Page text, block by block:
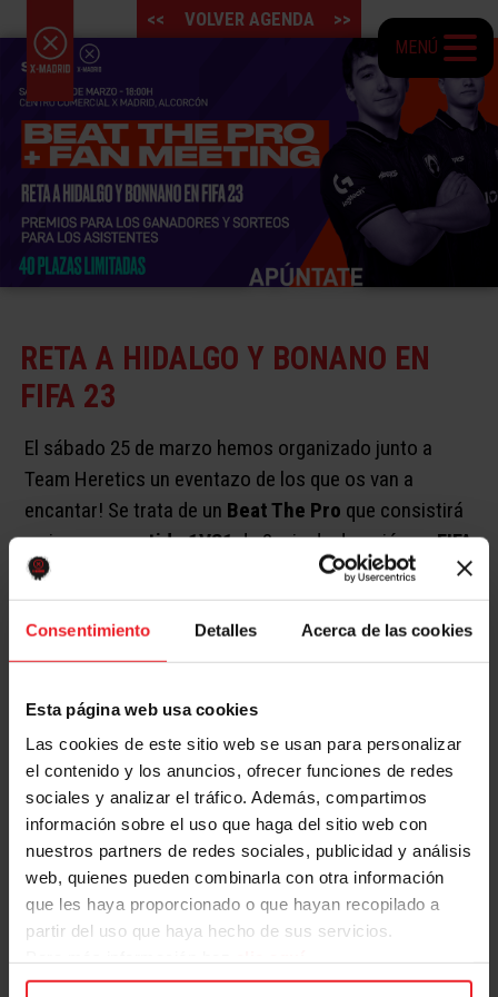
Consentimiento Detalles Acerca de las cookies
Esta página web usa cookies
Las cookies de este sitio web se usan para personalizar
el contenido y los anuncios, ofrecer funciones de redes
sociales y analizar el tráfico. Además, compartimos
información sobre el uso que haga del sitio web con
nuestros partners de redes sociales, publicidad y análisis
web, quienes pueden combinarla con otra información
que les haya proporcionado o que hayan recopilado a
partir del uso que haya hecho de sus servicios.
MENÚ
<< VOLVER AGENDA >>
RETA A HIDALGO Y BONANO EN
FIFA 23
El sábado 25 de marzo hemos organizado junto a
Team Heretics un eventazo de los que os van a
encantar! Se trata de un Beat The Pro que consistirá
en jugar unpartido 1VS1de 3 min de duración enFIFA
23
contra uno de nuestros jugadores
profesionales Hidalgo y Bonano. Si alguno de los
participantes logra meter un gol a alguno de los
jugadores, se dará el partido como ganado para el
aspirante. En el caso de los jugadores profesionales,
resultará ganador del juego.
📍​ Plaza central interior, planta baja.
🕖 18:00h – 20:00h
Presentaciones:18:00 a 18:10
Beat the Pro:18:10 a 19:10
FM:19:10 a 19:50
Sorteo y entrega de premios:19:50 a 20:00
Pasarás dos horas muy divertidas en las que podrás